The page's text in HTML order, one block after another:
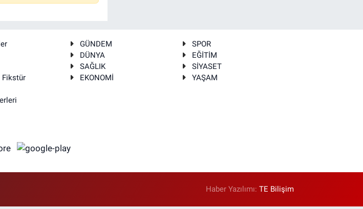
Fikstür
GÜNDEM
SPOR
DÜNYA
EĞİTİM
SAĞLIK
SİYASET
EKONOMİ
YAŞAM
Haber Yazılımı:TE Bilişim